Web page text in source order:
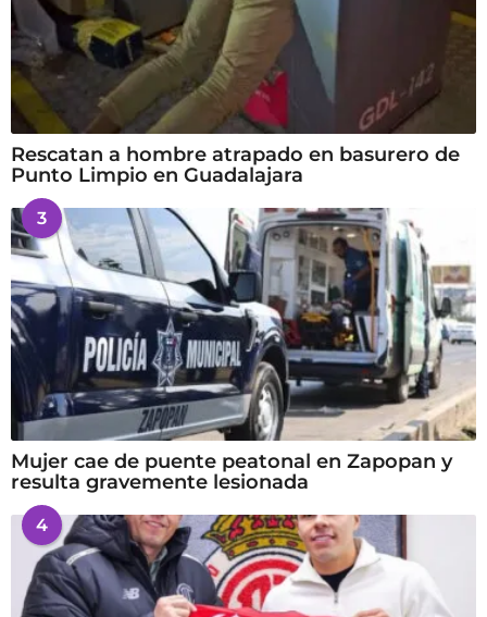
Rescatan a hombre atrapado en basurero de
Punto Limpio en Guadalajara
3
Mujer cae de puente peatonal en Zapopan y
resulta gravemente lesionada
4